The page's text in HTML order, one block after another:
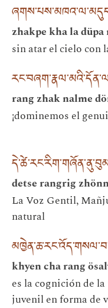
zhakpe kha la
sin atar el cielo con
rang zhak nalme
¡dominemos el
detse rangrig
La Voz Gentil,
natural
khyen cha rang
es la cognición de
juvenil en forma de